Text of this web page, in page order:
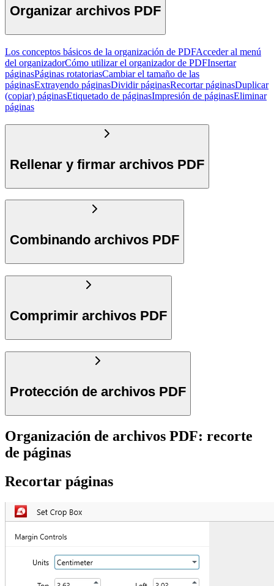
Organizar archivos PDF
Los conceptos básicos de la organización de PDFAcceder al menú
del organizadorCómo utilizar el organizador de PDFInsertar
páginasPáginas rotatoriasCambiar el tamaño de las
páginasExtrayendo páginasDividir páginasRecortar páginasDuplicar
(copiar) páginasEtiquetado de páginasImpresión de páginasEliminar
páginas
Rellenar y firmar archivos PDF
Combinando archivos PDF
Comprimir archivos PDF
Protección de archivos PDF
Organización de archivos PDF: recorte
de páginas
Recortar páginas